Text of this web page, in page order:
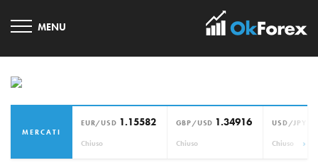
MERCATI
EUR/USD 1.15582
Chiuso
GBP/USD 1.34916
Chiuso
USD/JPY
Chiuso ›